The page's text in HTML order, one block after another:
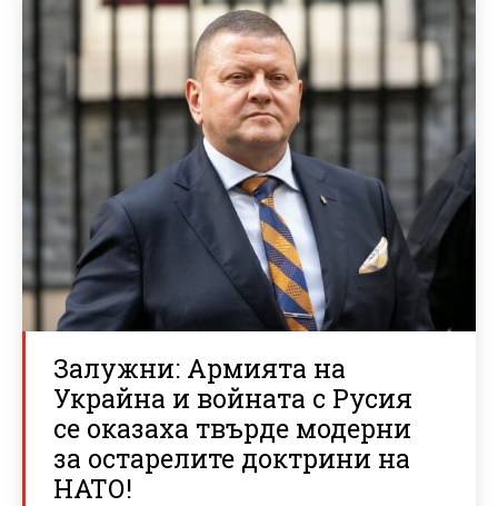
Залужни: Армията на
Украйна и войната с Русия
се оказаха твърде модерни
за остарелите доктрини на
НАТО!